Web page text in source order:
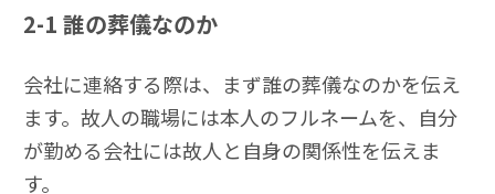
2-1 誰の葬儀なのか
会社に連絡する際は、まず誰の葬儀なのかを伝え
ます。故人の職場には本人のフルネームを、自分
が勤める会社には故人と自身の関係性を伝えま
す。